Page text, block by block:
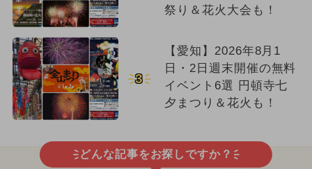
祭り＆花火大会も！
3
【愛知】2026年8月1
日・2日週末開催の無料
イベント6選 円頓寺七
夕まつり＆花火も！
どんな記事をお探しですか？